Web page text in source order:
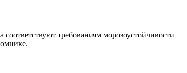
требованиям морозоустойчивости